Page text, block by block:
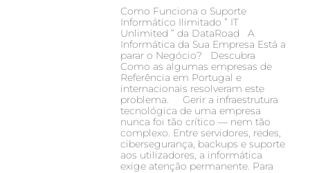
Como Funciona o Suporte
Informático Ilimitado ” IT
Unlimited ” da DataRoad A
Informática da Sua Empresa Está a
parar o Negócio? Descubra
Como as algumas empresas de
Referência em Portugal e
internacionais resolveram este
problema. Gerir a infraestrutura
tecnológica de uma empresa
nunca foi tão crítico — nem tão
complexo. Entre servidores, redes,
cibersegurança, backups e suporte
aos utilizadores, a informática
exige atenção permanente. Para